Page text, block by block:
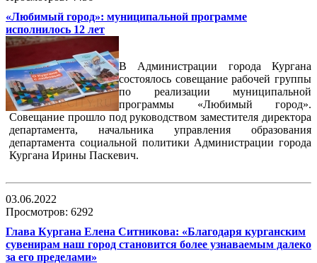
«Любимый город»: муниципальной программе
исполнилось 12 лет
В Администрации города Кургана
состоялось совещание рабочей группы
по реализации муниципальной
программы «Любимый город».
Совещание прошло под руководством заместителя директора
департамента, начальника управления образования
департамента социальной политики Администрации города
Кургана Ирины Паскевич.
03.06.2022
Просмотров: 6292
Глава Кургана Елена Ситникова: «Благодаря курганским
сувенирам наш город становится более узнаваемым далеко
за его пределами»